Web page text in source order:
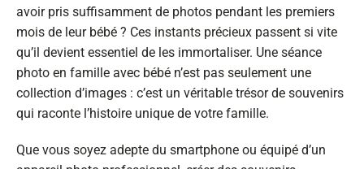
avoir pris suffisamment de photos pendant les premiers
mois de leur bébé ? Ces instants précieux passent si vite
qu’il devient essentiel de les immortaliser. Une séance
photo en famille avec bébé n’est pas seulement une
collection d’images : c’est un véritable trésor de souvenirs
qui raconte l’histoire unique de votre famille.
Que vous soyez adepte du smartphone ou équipé d’un